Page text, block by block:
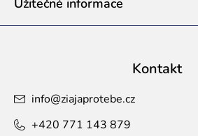
Užitečné informace
Kontakt
info@ziajaprotebe.cz
+420 771 143 879